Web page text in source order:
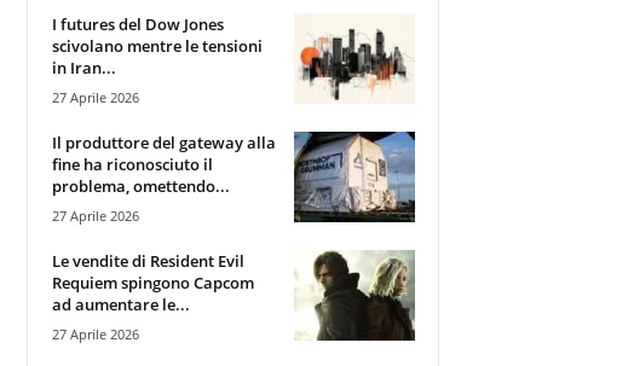
I futures del Dow Jones
scivolano mentre le tensioni
in Iran...
27 Aprile 2026
Il produttore del gateway alla
fine ha riconosciuto il
problema, omettendo...
27 Aprile 2026
Le vendite di Resident Evil
Requiem spingono Capcom
ad aumentare le...
27 Aprile 2026